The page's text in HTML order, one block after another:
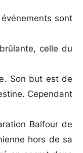
sont
celle du
Son but est de
Cependant
Balfour de
hors de sa